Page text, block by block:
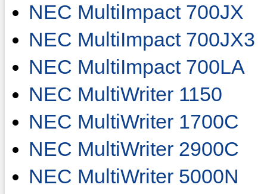
NEC MultiImpact 700JX
NEC MultiImpact 700JX3
NEC MultiImpact 700LA
NEC MultiWriter 1150
NEC MultiWriter 1700C
NEC MultiWriter 2900C
NEC MultiWriter 5000N